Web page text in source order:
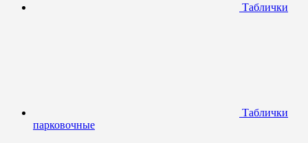
Таблички
Таблички
парковочные